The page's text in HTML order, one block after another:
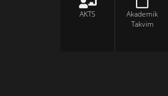
AKTS
Akademik
Takvim